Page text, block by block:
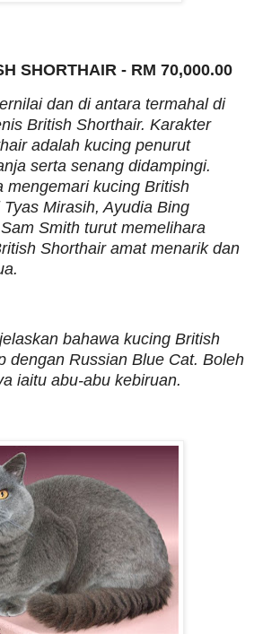
SHORTHAIR - RM 70,000.00
dan di antara termahal di
British Shorthair. Karakter
adalah kucing penurut
serta senang didampingi.
mengemari kucing British
Mirasih, Ayudia Bing
Smith turut memelihara
Shorthair amat menarik dan
bahawa kucing British
dengan Russian Blue Cat. Boleh
iaitu abu-abu kebiruan.